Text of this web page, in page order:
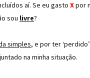
aí. Se eu gasto Xpor
sou livre?
simples, e por ter ‘perdido’
na minha situação.